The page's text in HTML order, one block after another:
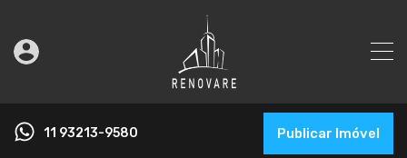
11 93213-9580 Publicar Imóvel